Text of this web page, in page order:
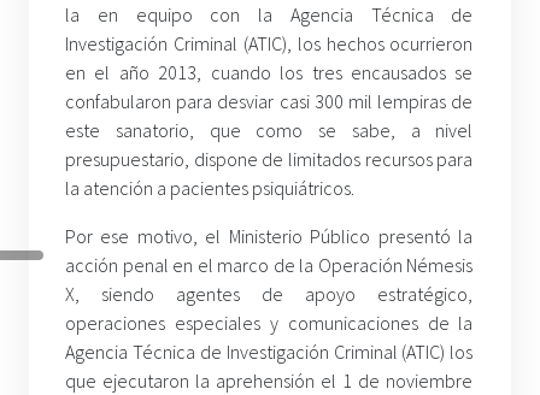
la en equipo con la Agencia Técnica de
Investigación Criminal (ATIC), los hechos ocurrieron
en el año 2013, cuando los tres encausados se
confabularon para desviar casi 300 mil lempiras de
este sanatorio, que como se sabe, a nivel
presupuestario, dispone de limitados recursos para
la atención a pacientes psiquiátricos.
Por ese motivo, el Ministerio Público presentó la
acción penal en el marco de la Operación Némesis
X, siendo agentes de apoyo estratégico,
operaciones especiales y comunicaciones de la
Agencia Técnica de Investigación Criminal (ATIC) los
que ejecutaron la aprehensión el 1 de noviembre